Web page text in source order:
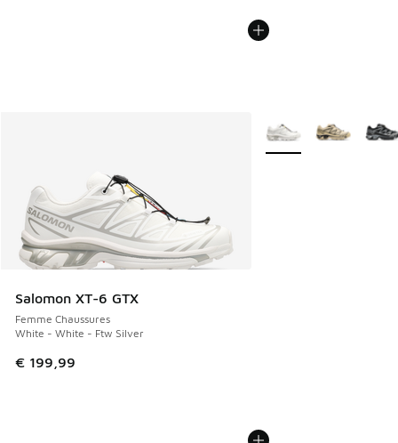
Salomon XT-6 GTX
Femme Chaussures
White - White - Ftw Silver
€ 199,99
Plus de couleurs